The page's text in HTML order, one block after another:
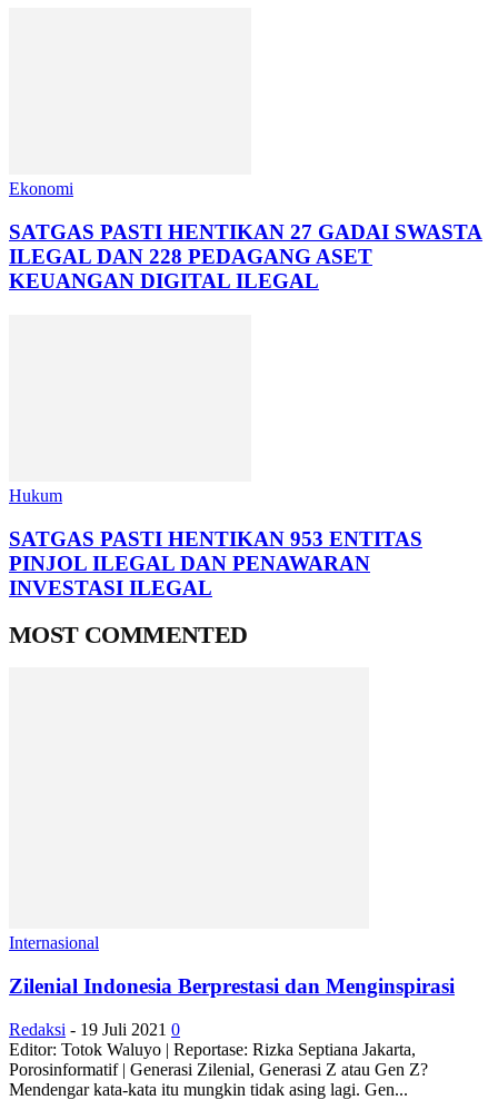
Ekonomi
SATGAS PASTI HENTIKAN 27 GADAI SWASTA
ILEGAL DAN 228 PEDAGANG ASET
KEUANGAN DIGITAL ILEGAL
Hukum
SATGAS PASTI HENTIKAN 953 ENTITAS
PINJOL ILEGAL DAN PENAWARAN
INVESTASI ILEGAL
MOST COMMENTED
Internasional
Zilenial Indonesia Berprestasi dan Menginspirasi
Redaksi - 19 Juli 2021 0
Editor: Totok Waluyo | Reportase: Rizka Septiana Jakarta,
Porosinformatif | Generasi Zilenial, Generasi Z atau Gen Z?
Mendengar kata-kata itu mungkin tidak asing lagi. Gen...